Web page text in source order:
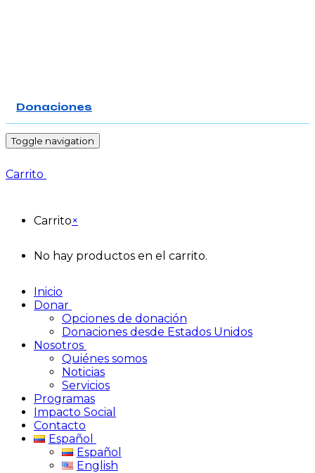
Donaciones
Toggle navigation
Carrito
Carrito×
No hay productos en el carrito.
Inicio
Donar
Opciones de donación
Donaciones desde Estados Unidos
Nosotros
Quiénes somos
Noticias
Servicios
Programas
Impacto Social
Contacto
Español
Español
English